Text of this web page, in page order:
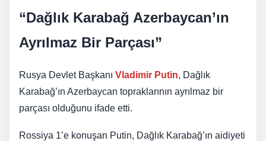
“Dağlık Karabağ Azerbaycan’ın
Ayrılmaz Bir Parçası”
Rusya Devlet Başkanı Vladimir Putin, Dağlık
Karabağ’ın Azerbaycan topraklarının ayrılmaz bir
parçası olduğunu ifade etti.
Rossiya 1’e konuşan Putin, Dağlık Karabağ’ın aidiyeti